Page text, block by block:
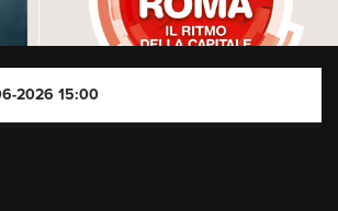
2026 15:00